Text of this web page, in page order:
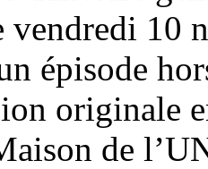
10
épisode
originale
de